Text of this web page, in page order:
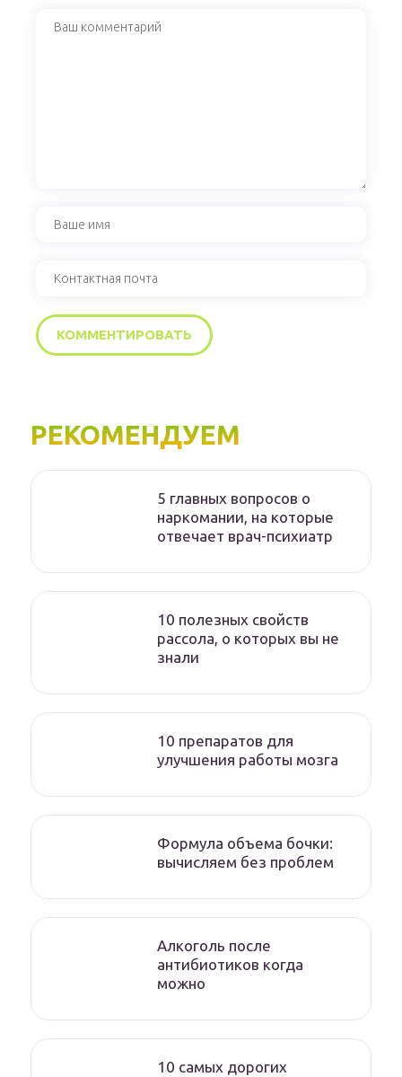
РЕКОМЕНДУЕМ
5 главных вопросов о
наркомании, на которые
отвечает врач-психиатр
10 полезных свойств
рассола, о которых вы не
знали
10 препаратов для
улучшения работы мозга
Формула объема бочки:
вычисляем без проблем
Алкоголь после
антибиотиков когда
можно
10 самых дорогих